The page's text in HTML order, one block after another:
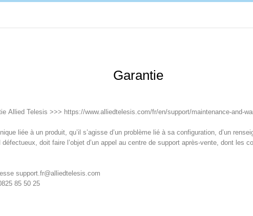
Garantie
Allied Telesis >>> https://www.alliedtelesis.com/fr/en/support/maintenance-and-
liée à un produit, qu’il s’agisse d’un problème lié à sa configuration, d’un
doit faire l’objet d’un appel au centre de support après-vente, dont les
support.fr@alliedtelesis.com
85 50 25